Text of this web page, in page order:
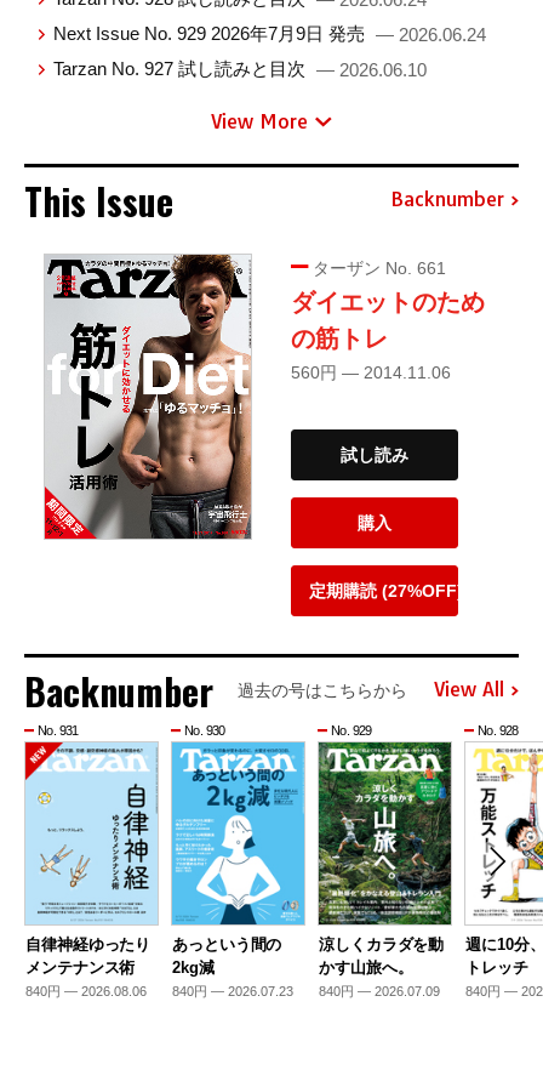
Next Issue No. 929 2026年7月9日 発売 — 2026.06.24
Tarzan No. 927 試し読みと目次 — 2026.06.10
View More
This Issue Backnumber
ターザン No. 661
ダイエットのため
の筋トレ
560円 — 2014.11.06
試し読み
購入
定期購読 (27%OFF)
Backnumber 過去の号はこちらから View All
No. 931
自律神経ゆったり
メンテナンス術
840円 — 2026.08.06
No. 930
あっという間の
2kg減
840円 — 2026.07.23
No. 929
涼しくカラダを動
かす山旅へ。
840円 — 2026.07.09
No. 928
週に10分
トレッチ
840円 —